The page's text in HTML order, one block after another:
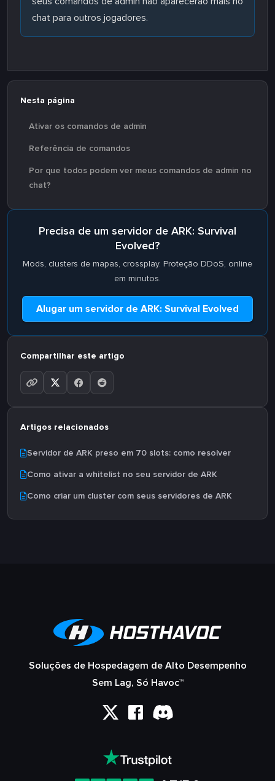
chat para outros jogadores.
Nesta página
Ativar os comandos de admin
Referência de comandos
Por que todos podem ver meus comandos de admin no
chat?
Precisa de um servidor de ARK: Survival
Evolved?
Mods, clusters de mapas, crossplay. Proteção DDoS, online
em minutos.
Alugar um servidor de ARK: Survival Evolved
Compartilhar este artigo
Artigos relacionados
Servidor de ARK preso em 70 slots: como resolver
Como ativar a whitelist no seu servidor de ARK
Como criar um cluster com seus servidores de ARK
Soluções de Hospedagem de Alto Desempenho
Sem Lag, Só Havoc™